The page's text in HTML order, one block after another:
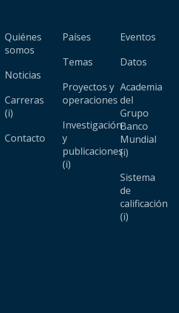
Quiénes
somos
Noticias
Carreras
(i)
Contacto
Países
Temas
Proyectos y
operaciones
Investigación
y
publicaciones
(i)
Eventos
Datos
Academia
del
Grupo
Banco
Mundial
(i)
Sistema
de
calificación
(i)